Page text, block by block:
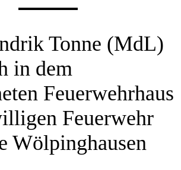
Tonne (MdL)
in dem
Feuerwehrhaus
Feuerwehr
Wölpinghausen